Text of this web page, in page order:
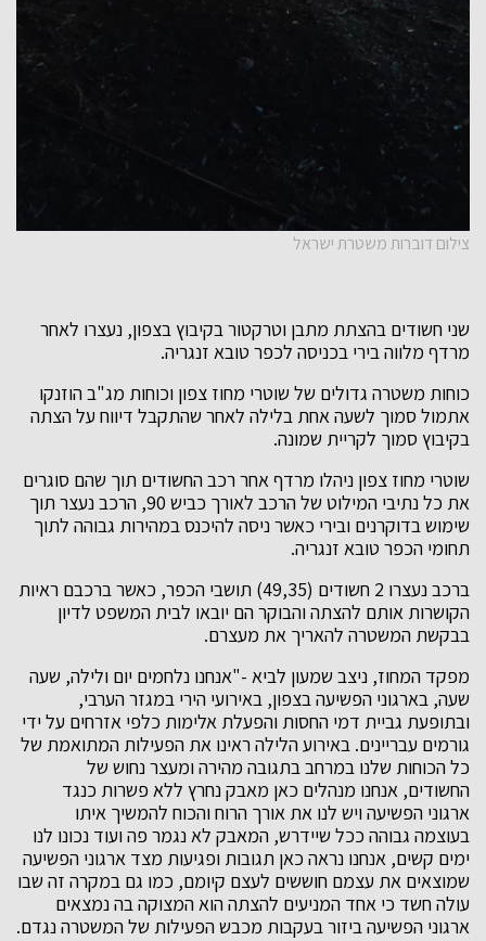
צילום דוברות משטרת ישראל
שני חשודים בהצתת מתבן וטרקטור בקיבוץ בצפון, נעצרו לאחר
מרדף מלווה בירי בכניסה לכפר טובא זנגריה.
כוחות משטרה גדולים של שוטרי מחוז צפון וכוחות מג"ב הוזנקו
אתמול סמוך לשעה אחת בלילה לאחר שהתקבל דיווח על הצתה
בקיבוץ סמוך לקריית שמונה.
שוטרי מחוז צפון ניהלו מרדף אחר רכב החשודים תוך שהם סוגרים
את כל נתיבי המילוט של הרכב לאורך כביש 90, הרכב נעצר תוך
שימוש בדוקרנים ובירי כאשר ניסה להיכנס במהירות גבוהה לתוך
תחומי הכפר טובא זנגריה.
ברכב נעצרו 2 חשודים (49,35) תושבי הכפר, כאשר ברכבם ראיות
הקושרות אותם להצתה והבוקר הם יובאו לבית המשפט לדיון
בבקשת המשטרה להאריך את מעצרם.
מפקד המחוז, ניצב שמעון לביא -"אנחנו נלחמים יום ולילה, שעה
שעה, בארגוני הפשיעה בצפון, באירועי הירי במגזר הערבי,
ובתופעת גביית דמי החסות והפעלת אלימות כלפי אזרחים על ידי
גורמים עבריינים. באירוע הלילה ראינו את הפעילות המתואמת של
כל הכוחות שלנו במרחב בתגובה מהירה ומעצר נחוש של
החשודים, אנחנו מנהלים כאן מאבק נחרץ ללא פשרות כנגד
ארגוני הפשיעה ויש לנו את אורך הרוח והכוח להמשיך איתו
בעוצמה גבוהה ככל שיידרש, המאבק לא נגמר פה ועוד נכונו לנו
ימים קשים, אנחנו נראה כאן תגובות ופגיעות מצד ארגוני הפשיעה
שמוצאים את עצמם חוששים לעצם קיומם, כמו גם במקרה זה שבו
עולה חשד כי אחד המניעים להצתה הוא המצוקה בה נמצאים
ארגוני הפשיעה ביזור בעקבות מכבש הפעילות של המשטרה נגדם.